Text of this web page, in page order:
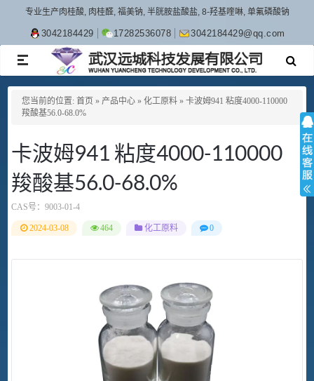
专业生产肉桂酸, 肉桂醛, 福美钠, 半胱胺盐酸盐, 8-羟基喹啉, 单氟磷酸钠
3042184429 17282536078 3042184429@qq.com
TOGGLE
NAVIGATION
您当前的位置: 首页 » 产品中心 » 化工原料 » 卡波姆941 粘度4000-110000
羧酸基56.0-68.0%
卡波姆941 粘度4000-110000
羧酸基56.0-68.0%
CAS号： 9003-01-4
2024-03-08 464 化工原料 0